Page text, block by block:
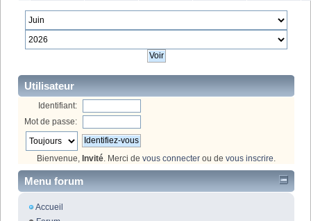
Utilisateur
Identifiant:
Mot de passe:
Bienvenue, Invité. Merci de vous connecter ou de vous inscrire.
Menu forum
Accueil